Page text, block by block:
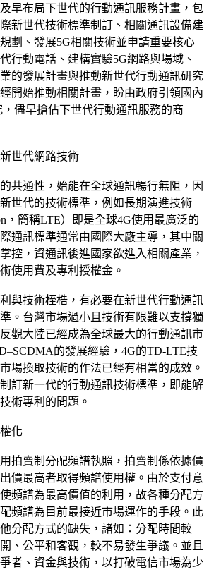
早布局下世代的行動通訊服務計畫，包
新世代技術標準制訂、相關通訊設備建
劃、發展5G相關技術並申請重要核心
行動電話、建構實驗5G網路與場域、
的發展計畫與推動新世代行動通訊研究
開始推動相關計畫，盼由政府引領國內
儘早搶佔下世代行動通訊服務的商
世代網路技術
共通性，始能在全球通訊暢行無阻，因
世代的技術標準，例如長期演進技術
，簡稱LTE）即是全球4G使用最廣泛的
通訊標準通常由國際大廠主導，其中關
控，資通訊後進國家欲進入相關產業，
使用費及專利授權金。
與技術桎梏，有必要在新世代行動通訊
。台灣市場過小且技術有限難以支撐獨
觀大陸已經成為全球最大的行動通訊市
的發展經驗，4G的TD-LTE技
場換取技術的作法已經有相當的成效。
訂新一代的行動通訊技術標準，即能解
術專利的問題。
化
拍賣制分配頻譜執照，拍賣制係依據價
價最高者取得頻譜使用權。由於支付意
頻譜為最高價值的利用，故各種分配方
頻譜為目前最接近市場運作的手段。此
分配方式的缺失，諸如：分配時間較
、公平和客觀，較不易發生爭議。並且
者、資金與技術，以打破電信市場為少